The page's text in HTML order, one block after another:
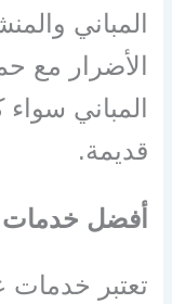
المباني
الأضرار مع
المباني
قديمة.
أفضل
تعتبر